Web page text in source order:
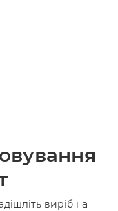
виріб на